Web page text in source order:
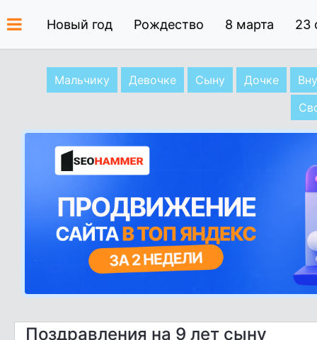
Новый год Рождество 8 марта 23
Мальчику Девочке Сыну Дочке
Поздравления на 9 лет сыну